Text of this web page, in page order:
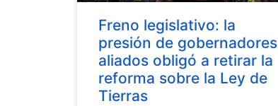
Freno legislativo: la
presión de gobernadores
aliados obligó a retirar la
reforma sobre la Ley de
Tierras